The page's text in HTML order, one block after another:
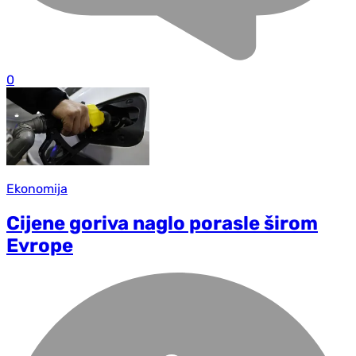
0
Ekonomija
Cijene goriva naglo porasle širom
Evrope